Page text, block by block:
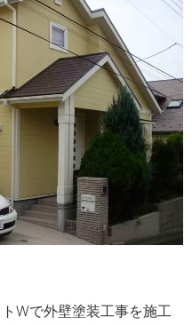
Wで外壁塗装工事を施工